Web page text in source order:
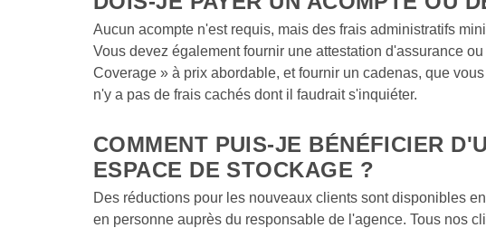
Aucun acompte n'est requis, mais des frais administratifs
Vous devez également fournir une attestation d'assurance
Coverage » à prix abordable, et fournir un cadenas, que
n'y a pas de frais cachés dont il faudrait s'inquiéter.
COMMENT PUIS-JE BÉNÉFICIER
ESPACE DE STOCKAGE ?
Des réductions pour les nouveaux clients sont disponibles
en personne auprès du responsable de l'agence. Tous nos